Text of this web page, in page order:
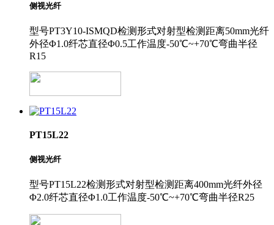
侧视光纤
型号PT3Y10-ISMQD检测形式对射型检测距离50mm光纤
外径Φ1.0纤芯直径Φ0.5工作温度-50℃~+70℃弯曲半径
R15
PT15L22
侧视光纤
型号PT15L22检测形式对射型检测距离400mm光纤外径
Φ2.0纤芯直径Φ1.0工作温度-50℃~+70℃弯曲半径R25